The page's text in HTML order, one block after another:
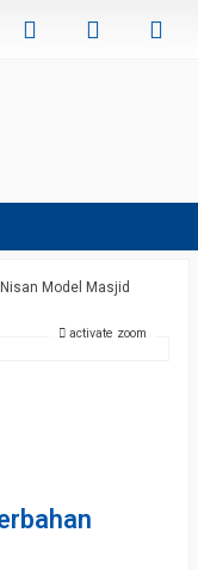
Model Masjid
activate zoom